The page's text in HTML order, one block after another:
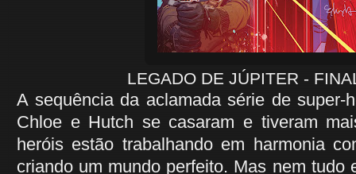
LEGADO DE JÚPITER -
A sequência da aclamada série de super-
Chloe e Hutch se casaram e tiveram
heróis estão trabalhando em harmonia
criando um mundo perfeito. Mas nem tudo